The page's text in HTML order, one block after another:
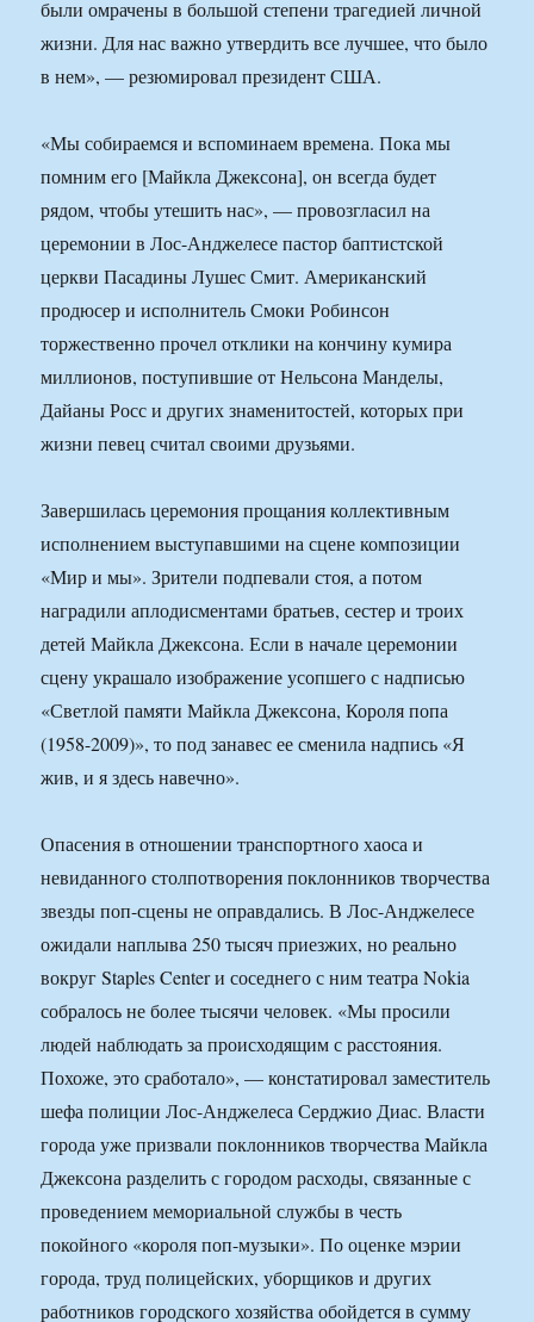
были омрачены в большой степени трагедией личной
жизни. Для нас важно утвердить все лучшее, что было
в нем», — резюмировал президент США.
«Мы собираемся и вспоминаем времена. Пока мы
помним его [Майкла Джексона], он всегда будет
рядом, чтобы утешить нас», — провозгласил на
церемонии в Лос-Анджелесе пастор баптистской
церкви Пасадины Лушес Смит. Американский
продюсер и исполнитель Смоки Робинсон
торжественно прочел отклики на кончину кумира
миллионов, поступившие от Нельсона Манделы,
Дайаны Росс и других знаменитостей, которых при
жизни певец считал своими друзьями.
Завершилась церемония прощания коллективным
исполнением выступавшими на сцене композиции
«Мир и мы». Зрители подпевали стоя, а потом
наградили аплодисментами братьев, сестер и троих
детей Майкла Джексона. Если в начале церемонии
сцену украшало изображение усопшего с надписью
«Светлой памяти Майкла Джексона, Короля попа
(1958-2009)», то под занавес ее сменила надпись «Я
жив, и я здесь навечно».
Опасения в отношении транспортного хаоса и
невиданного столпотворения поклонников творчества
звезды поп-сцены не оправдались. В Лос-Анджелесе
ожидали наплыва 250 тысяч приезжих, но реально
вокруг Staples Center и соседнего с ним театра Nokia
собралось не более тысячи человек. «Мы просили
людей наблюдать за происходящим с расстояния.
Похоже, это сработало», — констатировал заместитель
шефа полиции Лос-Анджелеса Серджио Диас. Власти
города уже призвали поклонников творчества Майкла
Джексона разделить с городом расходы, связанные с
проведением мемориальной службы в честь
покойного «короля поп-музыки». По оценке мэрии
города, труд полицейских, уборщиков и других
работников городского хозяйства обойдется в сумму